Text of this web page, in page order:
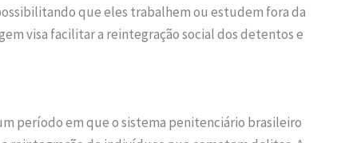
que eles trabalhem ou estudem fora da
visa facilitar a reintegração social dos detentos e
período em que o sistema penitenciário brasileiro